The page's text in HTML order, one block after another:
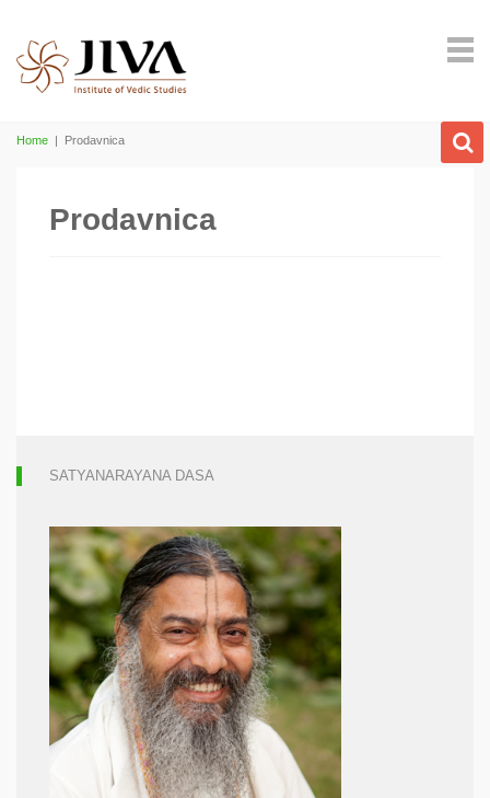
Home | Prodavnica
Prodavnica
SATYANARAYANA DASA